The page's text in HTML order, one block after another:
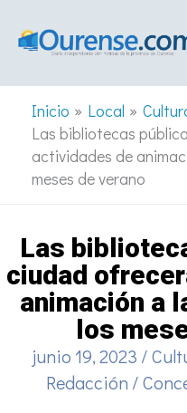
Inicio Local
Las bibliotecas
actividades de
meses de verano
Las
ciudad
animación a
los
junio 19, 2023 /
Redacción /